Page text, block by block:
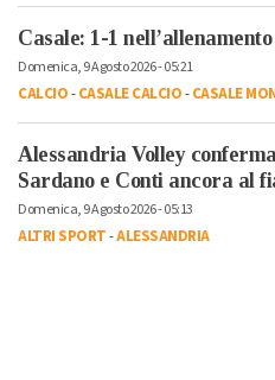
Casale: 1-1
Domenica, 9 Agosto 2026 - 05:21
CALCIO-CASALE CALCIO-CASALE
Alessandria Volley
Sardano e Conti ancora al
Domenica, 9 Agosto 2026 - 05:13
ALTRI SPORT-ALESSANDRIA